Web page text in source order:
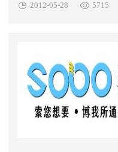
 2012-05-28  5715